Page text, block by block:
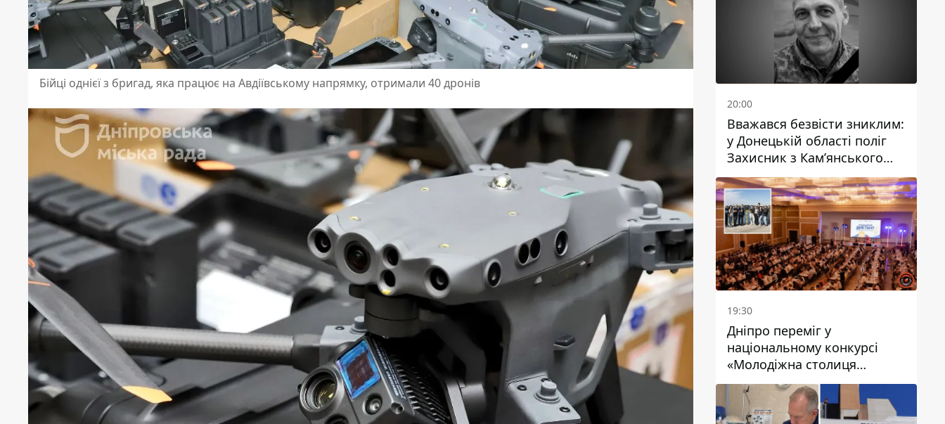
Бійці однієї з бригад, яка працює на Авдіївському напрямку, отримали 40 дронів
20:00
Вважався безвісти зниклим:
у Донецькій області поліг
Захисник з Кам’янського
Антон Красовський
19:30
Дніпро переміг у
національному конкурсі
«Молодіжна столиця
України – 2026»